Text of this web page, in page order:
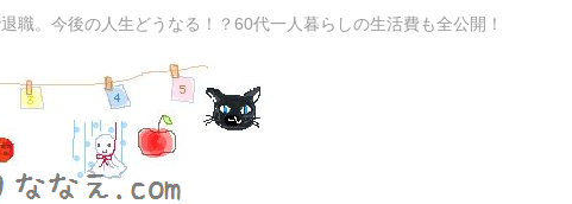
職。今後の人生どうなる！？60代一人暮らしの生活費も全公開！